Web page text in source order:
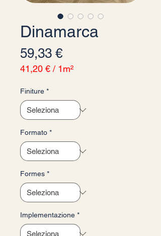
Dinamarca
59,33 €Prezzo
41,20 € / 1m²
ogni
1
Metro
Finiture *
Formato *
Formes *
Implementazione *